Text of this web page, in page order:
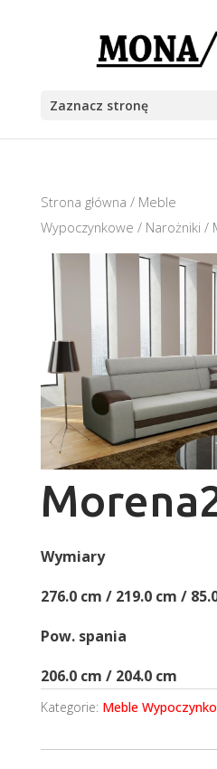
Zaznacz stronę
Strona główna / Meble
Wypoczynkowe / Narożniki /
Wymiary
276.0 cm / 219.0 cm /
Pow. spania
206.0 cm / 204.0 cm
Kategorie: Meble